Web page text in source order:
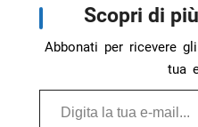
Scopri di
Abbonati per ricevere
tua
Digita la tua e-mail...